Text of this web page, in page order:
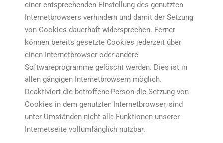
einer entsprechenden Einstellung des genutzten
Internetbrowsers verhindern und damit der Setzung
von Cookies dauerhaft widersprechen. Ferner
können bereits gesetzte Cookies jederzeit über
einen Internetbrowser oder andere
Softwareprogramme gelöscht werden. Dies ist in
allen gängigen Internetbrowsern möglich.
Deaktiviert die betroffene Person die Setzung von
Cookies in dem genutzten Internetbrowser, sind
unter Umständen nicht alle Funktionen unserer
Internetseite vollumfänglich nutzbar.